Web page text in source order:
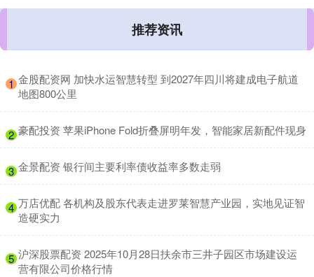
推荐资讯
1 ​金股配资网 加快水运智慧转型 到2027年四川将建成电子航道
地图800公里
2 ​豪配投资 苹果iPhone Fold折叠屏明年发，智能家居新配件现身
3 ​金景配资 银行间主要利率债收益率多数走弱
4 ​万店优配 各机构及股东代表走进罗莱智慧产业园，实地见证智
造硬实力
5 ​沪深股票配资 2025年10月28日扶余市三井子园区市场建设运
营有限公司价格行情